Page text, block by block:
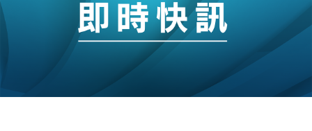
財經｜日經失守6.5萬點後回穩 全周仍升近2%
15:47
財經｜恒隆10月換帥 玩具「反」斗城亞洲CEO蔡德
財經｜韓股反覆波動收跌 連挫7周創逾3年最長跌勢